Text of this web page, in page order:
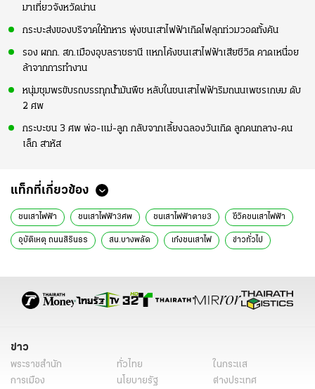
มาเที่ยวจังหวัดน่าน
กระบะส่งของบริจาคให้ทหาร พุ่งชนเสาไฟฟ้าเกิดไฟลุกท่วมวอดทั้งคัน
รอง ผกก. สภ.เมืองอุบลราชธานี แหกโค้งชนเสาไฟฟ้าเสียชีวิต คาดเหนื่อย
ล้าจากการทำงาน
หนุ่มชุมพรขับรถบรรทุกน้ำมันพืช หลับในชนเสาไฟฟ้าริมถนนเพชรเกษม ดับ
2 ศพ
กระบะชน 3 ศพ พ่อ-แม่-ลูก กลับจากเลี้ยงฉลองวันเกิด ลูกคนกลาง-คน
เล็ก สาหัส
แท็กที่เกี่ยวข้อง
ชนเสาไฟฟ้า ชนเสาไฟฟ้า3ศพ ชนเสาไฟฟ้าตาย3 ซีวิคชนเสาไฟฟ้า
อุบัติเหตุ ถนนสิรินธร สน.บางพลัด เก๋งชนเสาไฟ ข่าวทั่วไป
ข่าว
พระราชสำนัก ทั่วไทย
ในกระแส
การเมือง
นโยบายรัฐ
ต่างประเทศ